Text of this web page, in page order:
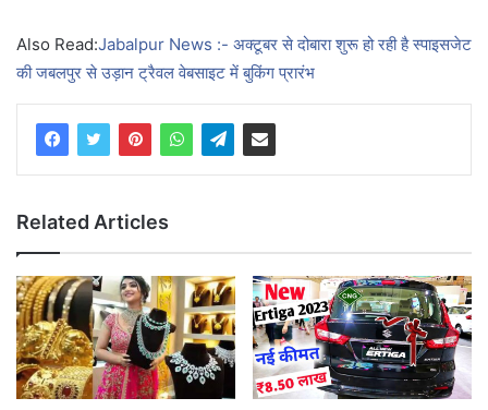
Also Read:Jabalpur News :- अक्टूबर से दोबारा शुरू हो रही है स्पाइसजेट
की जबलपुर से उड़ान ट्रैवल वेबसाइट में बुकिंग प्रारंभ
Related Articles